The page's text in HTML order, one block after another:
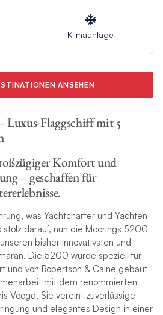
Klimaanlage
ANSEHEN
Luxus-Flaggschiff mit 5
Komfort und
– geschaffen für
was Yachtcharter und Yachten
darauf, nun die Moorings 5200
bisher innovativsten und
Die 5200 wurde speziell für
und von Robertson & Caine gebaut
mit dem renommierten
Voogd. Sie vereint zuverlässige
und elegantes Design in einer